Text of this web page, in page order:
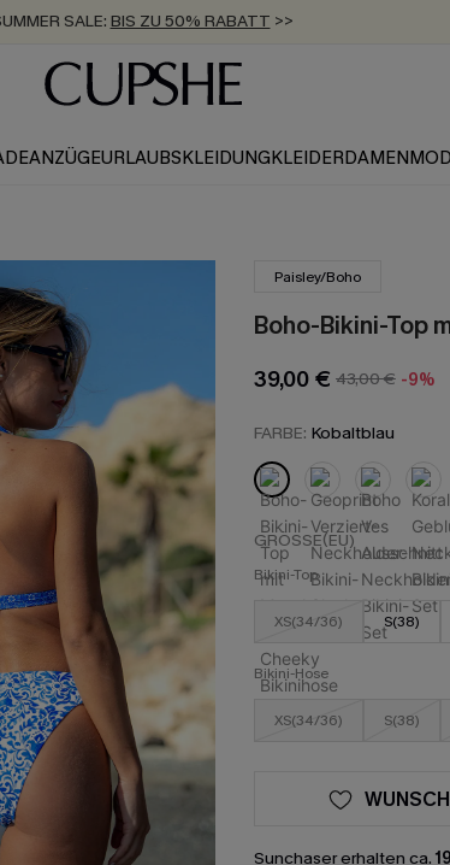
BIS ZU -20% EXTRA ERHALTEN
KOSTENLOSER VERSAND AB 89 €
URLAUBSKLEIDUNGKLEIDER
Paisley/Boho
Boho-Bikini-Top
39,00 € 43,00 € -9%
FARBE: Kobaltblau
GRÖSSE(EU)
Bikini-Top
XS(34/36) S(38)
Bikini-Hose
XS(34/36) S(38)
Sunchaser erhalten ca.